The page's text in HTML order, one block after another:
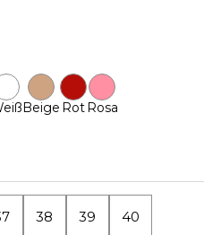
Beige RotRosa
38 39 40